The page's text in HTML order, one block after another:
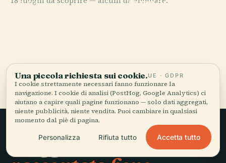
PLACE
PLACE PLACE
Tutti i 18 luoghi di Chittagong
Viaggio lento,
Una piccola richiesta sui cookie.UE · GDPR
I cookie strettamente necessari fanno funzionare la
navigazione. I cookie di analisi (PostHog, Google Analytics) ci
aiutano a capire quali pagine funzionano — solo dati aggregati,
niente pubblicità, niente vendita. Puoi cambiare in qualsiasi
momento dal piè di pagina.
Personalizza Rifiuta tutto Accetta tutto